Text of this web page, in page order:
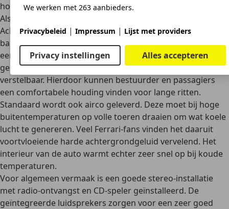
hoogwaardige stof verkrijgbaar.
Als sportwagen is de Ferrari 550 Maranello een tweezitter.
Achter de twee stoelen bevindt zich echter eengrote
bagageruimte. Ook hiervoor kon in de accessoirehandel
een precies passende set bagage van leer worden
gekocht. De rugleuningen van de voorstoelen zijn
verstelbaar. Hierdoor kunnen bestuurder en passagiers
een comfortabele houding vinden voor lange ritten.
Standaard wordt ook airco geleverd. Deze moet bij hoge
buitentemperaturen op volle toeren draaien om wat koele
lucht te genereren. Veel Ferrari-fans vinden het daaruit
voortvloeiende harde achtergrondgeluid vervelend. Het
interieur van de auto warmt echter zeer snel op bij koude
temperaturen.
Voor algemeen vermaak is een goede stereo-installatie
met radio-ontvangst en CD-speler geïnstalleerd. De
geïntegreerde luidsprekers zorgen voor een zeer goed
We werken met 263 aanbieders.
Privacybeleid | Impressum | Lijst met providers
Privacy instellingen Alles accepteren